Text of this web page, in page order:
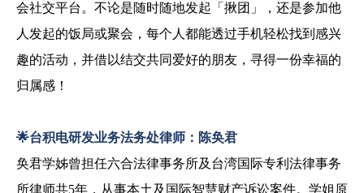
会社交平台。不论是随时随地发起「揪团」，还是参加他
人发起的饭局或聚会，每个人都能透过手机轻松找到感兴
趣的活动，并借以结交共同爱好的朋友，寻得一份幸福的
归属感！
🌟台积电研发业务法务处律师：陈奂君
奂君学姊曾担任六合法律事务所及台湾国际专利法律事务
所律师共5年，从事本土及国际智慧财产诉讼案件。学姐原